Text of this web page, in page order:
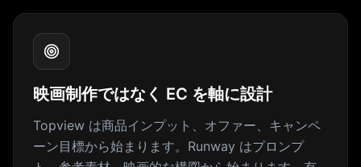
映画制作ではなく EC を軸に設計
Topview は商品インプット、オファー、キャンペ
ーン目標から始まります。Runway はプロンプ